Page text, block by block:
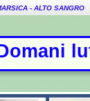
- ALTO SANGRO